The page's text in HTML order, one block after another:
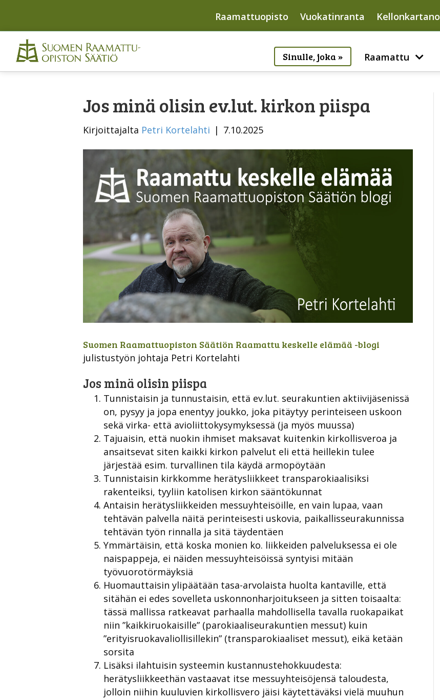
Raamattuopisto Vuokatinranta Kellonkartano
Sinulle, joka » Raamattu
Jos minä olisin ev.lut. kirkon piispa
Kirjoittajalta Petri Kortelahti | 7.10.2025
Suomen Raamattuopiston Säätiön Raamattu keskelle elämää -blogi
julistustyön johtaja Petri Kortelahti
Jos minä olisin piispa
Tunnistaisin ja tunnustaisin, että ev.lut. seurakuntien aktiivijäsenissä
on, pysyy ja jopa enentyy joukko, joka pitäytyy perinteiseen uskoon
sekä virka- että avioliittokysymyksessä (ja myös muussa)
Tajuaisin, että nuokin ihmiset maksavat kuitenkin kirkollisveroa ja
ansaitsevat siten kaikki kirkon palvelut eli että heillekin tulee
järjestää esim. turvallinen tila käydä armopöytään
Tunnistaisin kirkkomme herätysliikkeet transparokiaalisiksi
rakenteiksi, tyyliin katolisen kirkon sääntökunnat
Antaisin herätysliikkeiden messuyhteisöille, en vain lupaa, vaan
tehtävän palvella näitä perinteisesti uskovia, paikallisseurakunnissa
tehtävän työn rinnalla ja sitä täydentäen
Ymmärtäisin, että koska monien ko. liikkeiden palveluksessa ei ole
naispappeja, ei näiden messuyhteisöissä syntyisi mitään
työvuorotörmäyksiä
Huomauttaisin ylipäätään tasa-arvolaista huolta kantaville, että
sitähän ei edes sovelleta uskonnonharjoitukseen ja sitten toisaalta:
tässä mallissa ratkeavat parhaalla mahdollisella tavalla ruokapaikat
niin ”kaikkiruokaisille” (parokiaaliseurakuntien messut) kuin
”erityisruokavaliollisillekin” (transparokiaaliset messut), eikä ketään
sorsita
Lisäksi ilahtuisin systeemin kustannustehokkuudesta:
herätysliikkeethän vastaavat itse messuyhteisöjensä taloudesta,
jolloin niihin kuuluvien kirkollisvero jäisi käytettäväksi vielä muuhun